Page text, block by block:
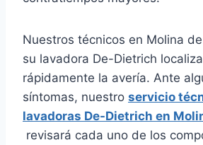
Nuestros técnicos en Molina
su lavadora De-Dietrich
rápidamente la avería. Ante
síntomas, nuestro servicio
lavadoras De-Dietrich en
revisará cada uno de los